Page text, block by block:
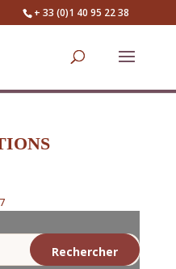
+ 33 (0)1 40 95 22 38